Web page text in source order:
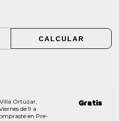
CALCULAR
Ortúzar,
de 9 a
en Pre-
Gratis